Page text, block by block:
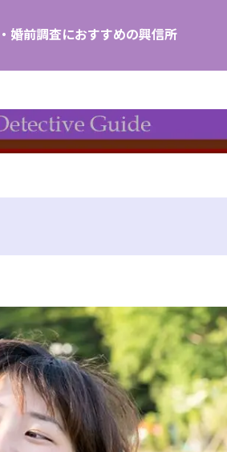
婚前調査におすすめの興信所